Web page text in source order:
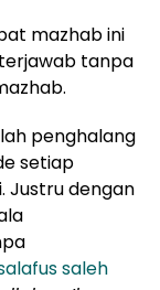
mazhab ini
tanpa
penghalang
setiap
Justru dengan
us saleh